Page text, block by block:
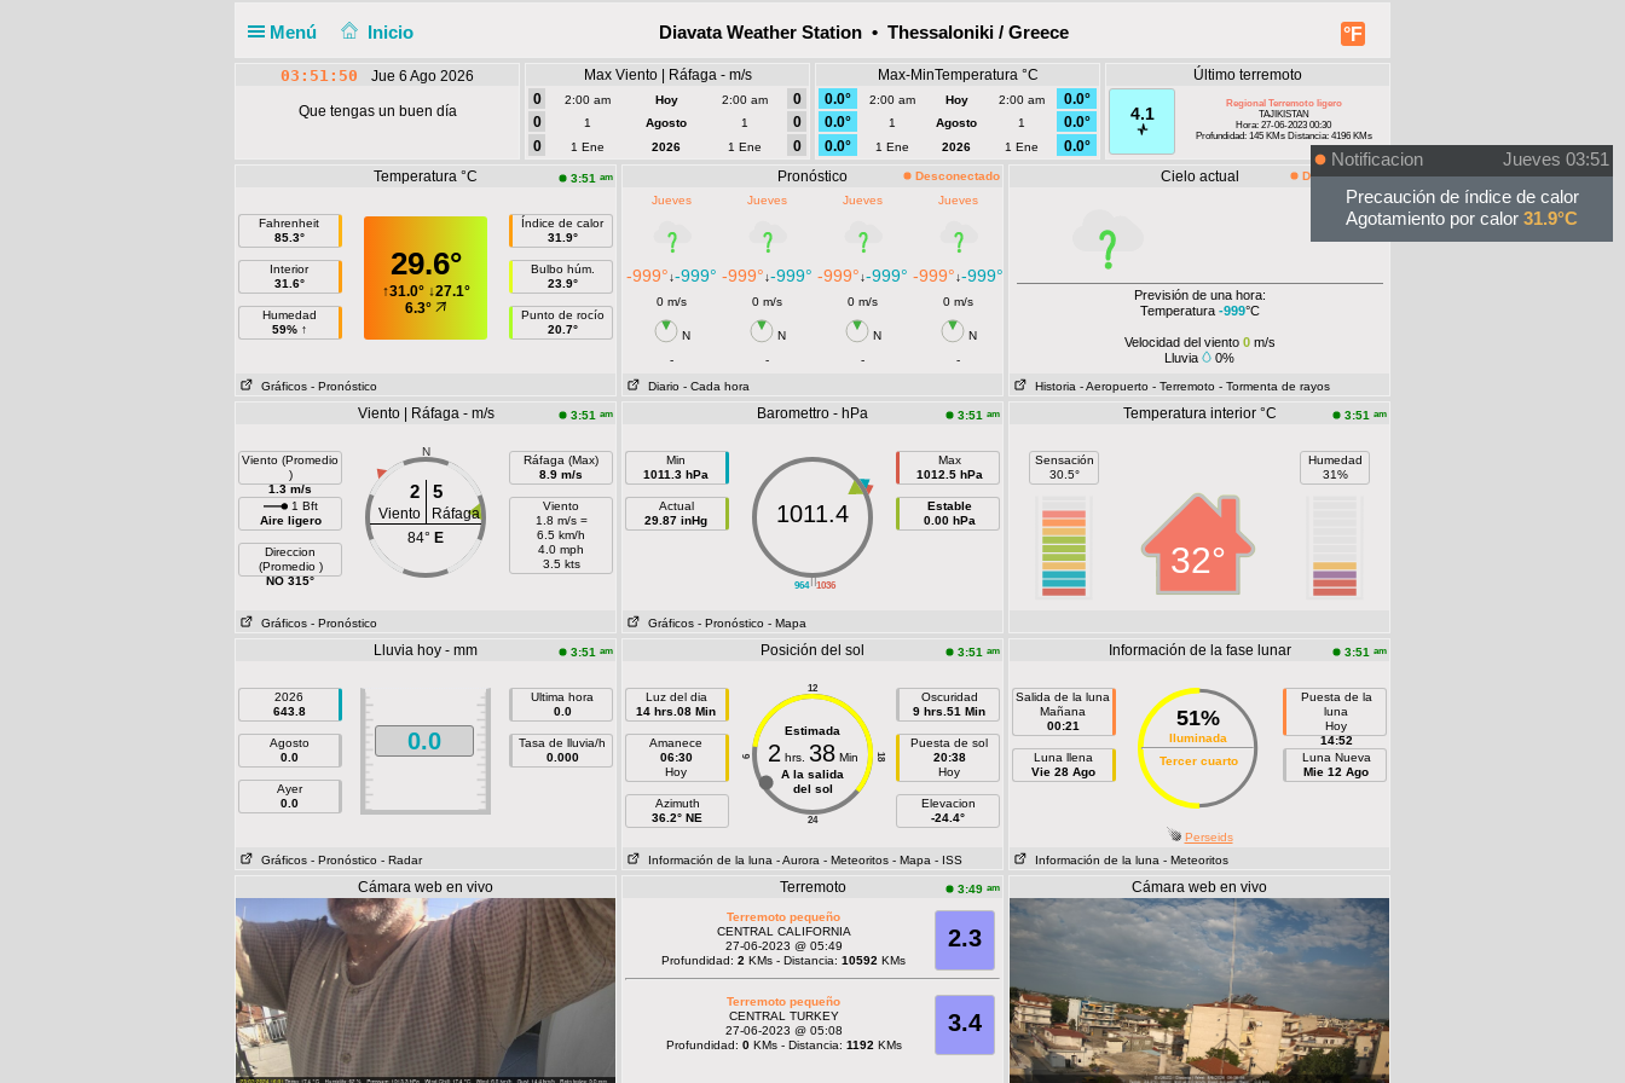
Menú Inicio °F
Diavata Weather Station • Thessaloniki / Greece
03:51:50 Jue 6 Ago 2026
Que tengas un buen día
Max Viento | Ráfaga - m/s
0
2:00 am Hoy 2:00 am
0
0
1 Agosto 1
0
0
1 Ene 2026 1 Ene 0
Max-MinTemperatura °C
0.0°
2:00 am Hoy 2:00 am
0.0°
0.0°
1 Agosto 1
0.0°
0.0°
1 Ene 2026 1 Ene 0.0°
Último terremoto
4.1
Regional Terremoto ligero
TAJIKISTAN
Hora: 27-06-2023 00:30
Profundidad: 145 KMs Distancia: 4196 KMs
Temperatura °C 3:51 am
Fahrenheit
85.3°
Interior
31.6°
Humedad
59% ↑
29.6°
↑31.0°↓27.1°
6.3°
Índice de calor
31.9°
Bulbo húm.
23.9°
Punto de rocío
20.7°
Gráficos - Pronóstico
Pronóstico
Desconectado
Jueves
Jueves Jueves Jueves
-999°↓-999° -999°↓-999° -999°↓-999° -999°↓-999°
0 m/s 0 m/s 0 m/s 0 m/s
N N N
N
-
- -
-
Diario - Cada hora
Cielo actual Desconectado
Previsión de una hora:
Temperatura -999°C
Velocidad del viento 0m/s
Lluvia
0%
Historia - Aeropuerto - Terremoto - Tormenta de rayos
Viento | Ráfaga - m/s 3:51 am
Viento (Promedio
)
1.3 m/s
1 Bft
Aire ligero
Direccion
(Promedio )
NO 315°
N
2 5
Viento
Ráfaga
84° E
Ráfaga (Max)
8.9 m/s
Viento
1.8 m/s =
6.5 km/h
4.0 mph
3.5 kts
Gráficos - Pronóstico
Baromettro - hPa 3:51 am
Min
1011.3 hPa
Actual
29.87 inHg
||
964 1036
1011.4
Max
1012.5 hPa
Estable
0.00 hPa
Gráficos - Pronóstico - Mapa
Temperatura interior °C 3:51 am
Sensación
30.5°
32°
Humedad
31%
Lluvia hoy - mm 3:51 am
2026
643.8
Agosto
0.0
Ayer
0.0
0.0
Ultima hora
0.0
Tasa de lluvia/h
0.000
Gráficos - Pronóstico - Radar
Posición del sol 3:51 am
Luz del dia
14 hrs.08 Min
Amanece
06:30
Hoy
Azimuth
36.2° NE
12
24
6 18
Estimada
2 hrs. 38Min
A la salida
del sol
Oscuridad
9 hrs.51 Min
Puesta de sol
20:38
Hoy
Elevacion
-24.4°
Información de la luna - Aurora - Meteoritos - Mapa - ISS
Información de la fase lunar 3:51 am
Salida de la luna
Mañana
00:21
Luna llena
Vie 28 Ago
51%
Iluminada
Tercer cuarto
Puesta de la
luna
Hoy
14:52
Luna Nueva
Mie 12 Ago
Perseids
Información de la luna - Meteoritos
Cámara web en vivo Terremoto 3:49 am
2.3
Terremoto pequeño
CENTRAL CALIFORNIA
27-06-2023 @ 05:49
Profundidad: 2 KMs - Distancia: 10592 KMs
3.4
Terremoto pequeño
CENTRAL TURKEY
27-06-2023 @ 05:08
Profundidad: 0KMs - Distancia: 1192 KMs
Cámara web en vivo
Notificacion
Jueves 03:51
Precaución de índice de calor
Agotamiento por calor 31.9°C